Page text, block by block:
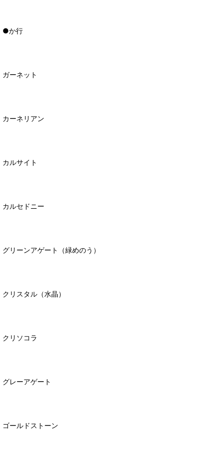
●か行
ガーネット
カーネリアン
カルサイト
カルセドニー
グリーンアゲート（緑めのう）
クリスタル（水晶）
クリソコラ
グレーアゲート
ゴールドストーン